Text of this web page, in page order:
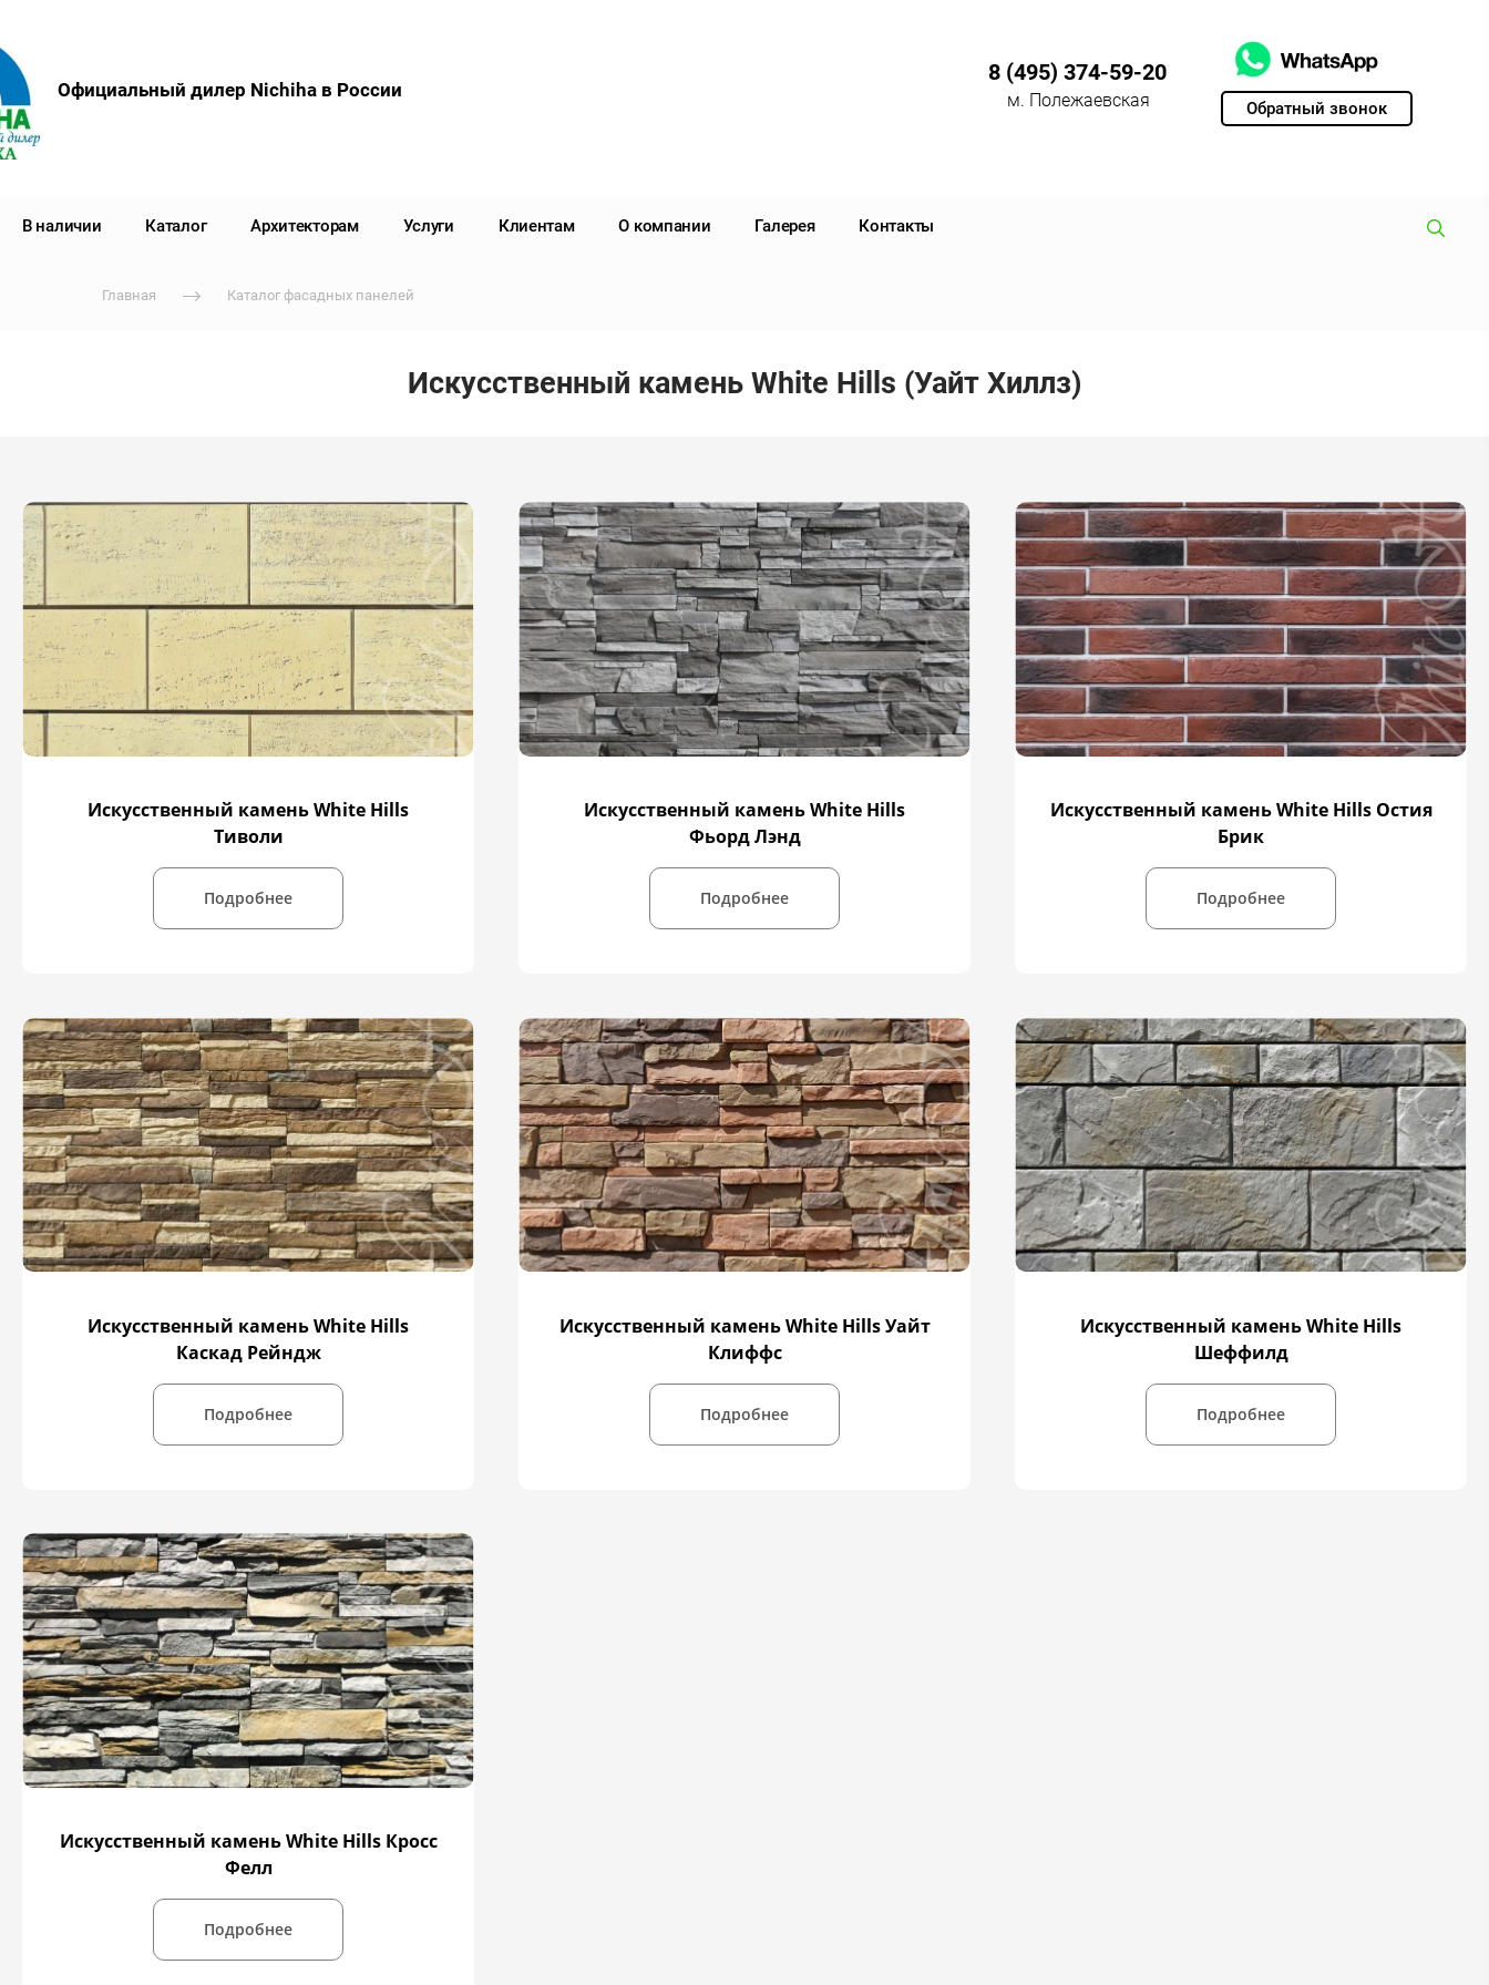
Обратный звонок
Официальный дилер Nichiha в России
8 (495) 374-59-20
м. Полежаевская
В наличии Каталог Архитекторам Услуги Клиентам О компании Галерея Контакты
Главная Каталог фасадных панелей
Искусственный камень White Hills (Уайт Хиллз)
Искусственный камень White Hills
Тиволи
Подробнее
Искусственный камень White Hills
Фьорд Лэнд
Подробнее
Искусственный камень White Hills Остия
Брик
Подробнее
Искусственный камень White Hills
Каскад Рейндж
Подробнее
Искусственный камень White Hills Уайт
Клиффс
Подробнее
Искусственный камень White Hills
Шеффилд
Подробнее
Искусственный камень White Hills Кросс
Фелл
Подробнее